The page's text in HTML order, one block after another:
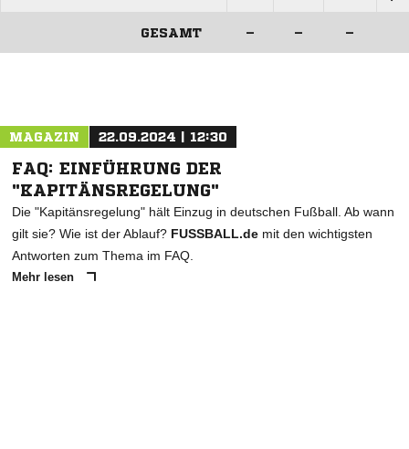
GESAMT – – –
MAGAZIN 22.09.2024 | 12:30
FAQ: EINFÜHRUNG DER
"KAPITÄNSREGELUNG"
Die "Kapitänsregelung" hält Einzug in deutschen Fußball. Ab wann
gilt sie? Wie ist der Ablauf? FUSSBALL.de mit den wichtigsten
Antworten zum Thema im FAQ.
Mehr lesen